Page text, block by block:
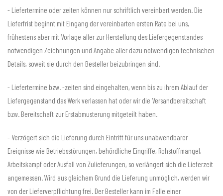
- Liefertermine oder zeiten können nur schriftlich vereinbart werden. Die
Lieferfrist beginnt mit Eingang der vereinbarten ersten Rate bei uns,
frühestens aber mit Vorlage aller zur Herstellung des Liefergegenstandes
notwendigen Zeichnungen und Angabe aller dazu notwendigen technischen
Details, soweit sie durch den Besteller beizubringen sind.
- Liefertermine bzw. -zeiten sind eingehalten, wenn bis zu ihrem Ablauf der
Liefergegenstand das Werk verlassen hat oder wir die Versandbereitschaft
bzw. Bereitschaft zur Erstabmusterung mitgeteilt haben.
- Verzögert sich die Lieferung durch Eintritt für uns unabwendbarer
Ereignisse wie Betriebsstörungen, behördliche Eingriffe, Rohstoffmangel,
Arbeitskampf oder Ausfall von Zulieferungen, so verlängert sich die Lieferzeit
angemessen. Wird aus gleichem Grund die Lieferung unmöglich, werden wir
von der Lieferverpflichtung frei. Der Besteller kann im Falle einer